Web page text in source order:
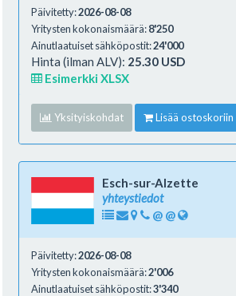
Päivitetty:2026-08-08
Yritysten kokonaismäärä:8'250
Ainutlaatuiset sähköpostit:24'000
Hinta (ilman ALV): 25.30 USD
Esimerkki XLSX
Yksityiskohdat Lisää ostoskoriin
Esch-sur-Alzette
yhteystiedot
@ @
Päivitetty:2026-08-08
Yritysten kokonaismäärä:2'006
Ainutlaatuiset sähköpostit:3'340